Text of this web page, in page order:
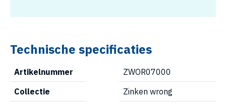
Technische specificaties
Artikelnummer
ZWOR07000
Collectie
Zinken wrong